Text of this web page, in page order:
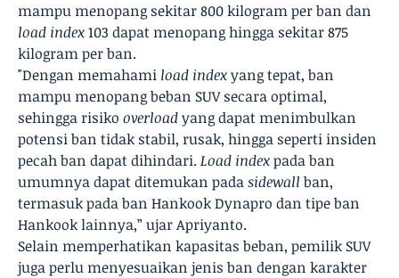
mampu menopang sekitar 800 kilogram per ban dan
load index103 dapat menopang hingga sekitar 875
kilogram per ban.
"Dengan memahami load indexyang tepat, ban
mampu menopang beban SUV secara optimal,
sehingga risiko overloadyang dapat menimbulkan
potensi ban tidak stabil, rusak, hingga seperti insiden
pecah ban dapat dihindari. Load indexpada ban
umumnya dapat ditemukan padasidewall ban,
termasuk pada ban Hankook Dynapro dan tipe ban
Hankook lainnya,” ujar Apriyanto.
Selain memperhatikan kapasitas beban, pemilik SUV
juga perlu menyesuaikan jenis ban dengan karakter